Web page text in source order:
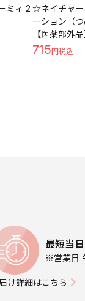
ミィ 2 ☆ネイチャー
ーション（
【医薬部外品
715
最短当
※営業日
け詳細はこちら